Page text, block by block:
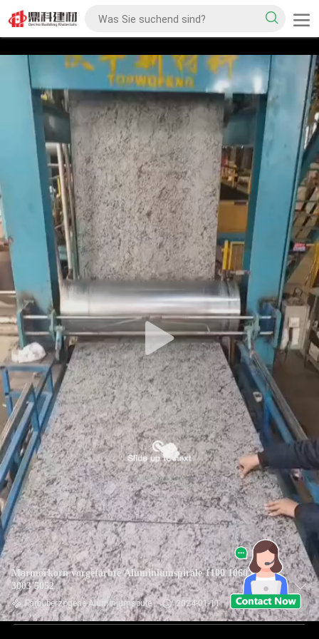
Marmorkorn vorgefärbte Aluminiumspirale 1100 1060 8011
3003 5052
Farbüberzogene Aluminiumspule 2024-01-11